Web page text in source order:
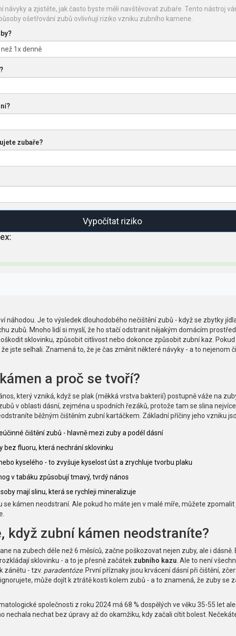
návyky a zjistěte, jak často byste měli navštěvovat zubaře. Tento nástroj
ošetřování zubů ovlivňují riziko vzniku zubního kamene.
zubaře?
Vypočítat riziko
náhodou. Je to výsledek dlouhodobého nečištění zubů - když se zbytky
zubů. Mnoho lidí si myslí, že ho stačí odstranit nějakým domácím
sklovinku, způsobit citlivost nebo dokonce způsobit zubní kaz.
jste selhali. Znamená to, že je čas změnit některé návyky - a to nejenom
a proč se tvoří?
který vzniká, když se plak (měkká vrstva bakterií) postupně váže na
v oblasti dásní, zejména u spodních řezáků, protože tam se slina
běžným čištěním zubní kartáčkem. Základní příčiny jeho vzniku
čištění zubů - hlavně mezi zuby a podél dásní
bez fluoru, která nechrání sklovinku
kyselého - to zvyšuje kyselost úst a zrychluje tvorbu plaku
v tabáku způsobují tmavý, tvrdý nános
mají slinu, která se rychleji mineralizuje
se kámen neodstraní. Ale pokud ho máte jen v malé míře, můžete
když zubní kámen neodstraníte?
na zubech déle než 6 měsíců, začne poškozovat nejen zuby, ale i dásně.
sklovinku - a to je přesně začátek zubního kazu . Ale to není
zánětu - tzv. paradentóze. První příznaky jsou krvácení dásní při čištění,
může dojít k ztrátě kosti kolem zubů - a to znamená, že zuby se
společnosti z roku 2024 má 68 % dospělých ve věku 35-55 let
nechala nechat bez úpravy až do okamžiku, kdy začali cítit bolest.